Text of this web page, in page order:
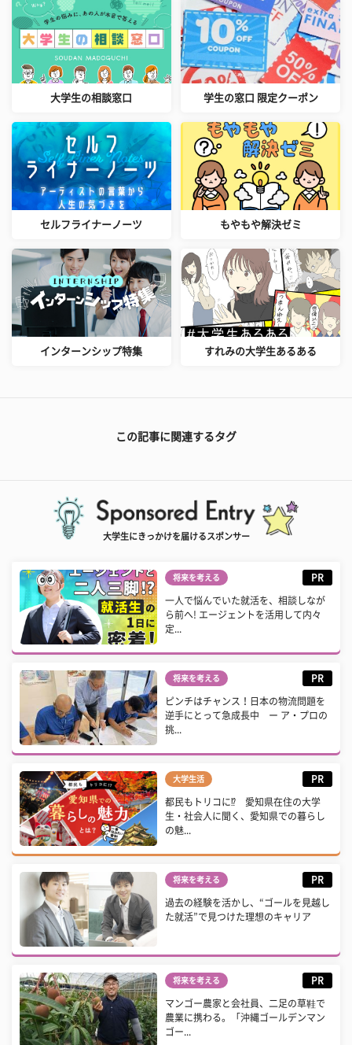
大学生の相談窓口 学生の窓口 限定クーポン
セルフライナーノーツ もやもや解決ゼミ
インターンシップ特集 すれみの大学生あるある
この記事に関連するタグ
大学生にきっかけを届けるスポンサー
将来を考える PR
一人で悩んでいた就活を、相談しなが
ら前へ! エージェントを活用して内々
定...
将来を考える PR
ピンチはチャンス！日本の物流問題を
逆手にとって急成長中 ー ア・プロの
挑...
大学生活 PR
都民もトリコに⁉ 愛知県在住の大学
生・社会人に聞く、愛知県での暮らし
の魅...
将来を考える PR
過去の経験を活かし、“ゴールを見越し
た就活”で見つけた理想のキャリア
将来を考える PR
マンゴー農家と会社員、二足の草鞋で
農業に携わる。「沖縄ゴールデンマン
ゴー...